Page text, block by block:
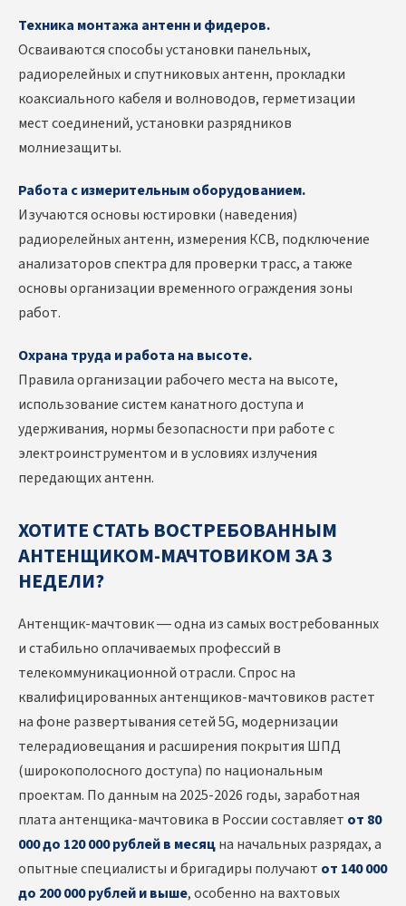
Техника монтажа антенн и фидеров.
Осваиваются способы установки панельных,
радиорелейных и спутниковых антенн, прокладки
коаксиального кабеля и волноводов, герметизации
мест соединений, установки разрядников
молниезащиты.
Работа с измерительным оборудованием.
Изучаются основы юстировки (наведения)
радиорелейных антенн, измерения КСВ, подключение
анализаторов спектра для проверки трасс, а также
основы организации временного ограждения зоны
работ.
Охрана труда и работа на высоте.
Правила организации рабочего места на высоте,
использование систем канатного доступа и
удерживания, нормы безопасности при работе с
электроинструментом и в условиях излучения
передающих антенн.
ХОТИТЕ СТАТЬ ВОСТРЕБОВАННЫМ
АНТЕНЩИКОМ-МАЧТОВИКОМ ЗА 3
НЕДЕЛИ?
Антенщик-мачтовик — одна из самых востребованных
и стабильно оплачиваемых профессий в
телекоммуникационной отрасли. Спрос на
квалифицированных антенщиков-мачтовиков растет
на фоне развертывания сетей 5G, модернизации
телерадиовещания и расширения покрытия ШПД
(широкополосного доступа) по национальным
проектам. По данным на 2025-2026 годы, заработная
плата антенщика-мачтовика в России составляет от 80
000 до 120 000 рублей в месяцна начальных разрядах, а
опытные специалисты и бригадиры получают от 140 000
до 200 000 рублей и выше, особенно на вахтовых